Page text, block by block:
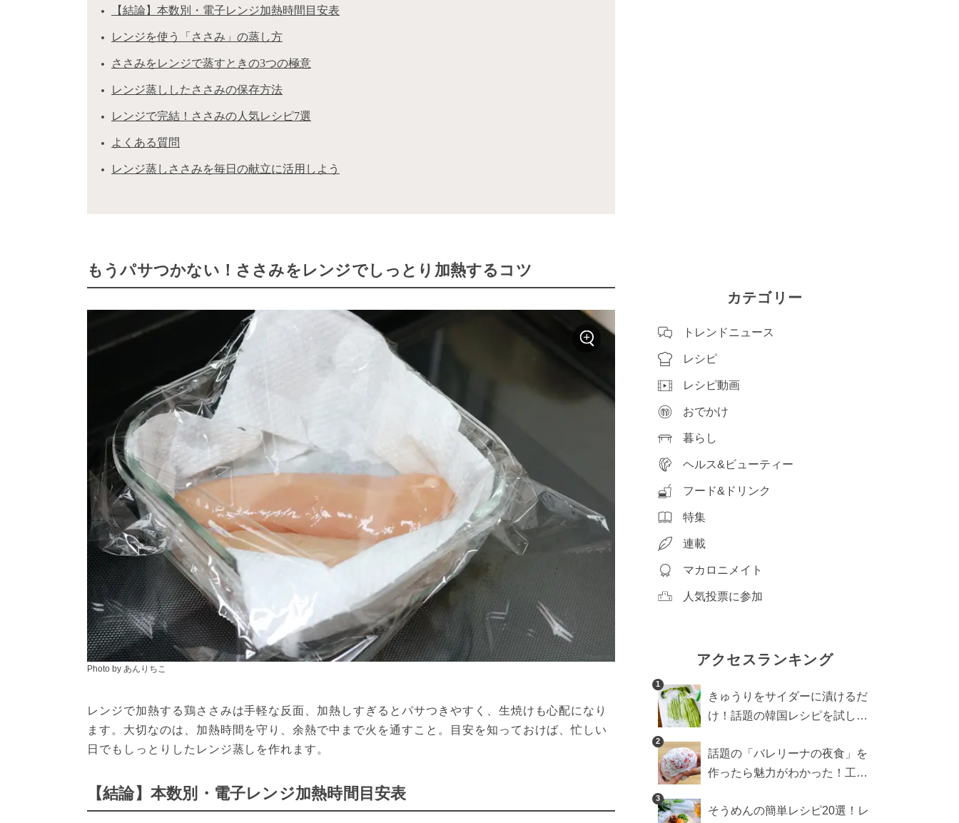
【結論】本数別・電子レンジ加熱時間目安表
レンジを使う「ささみ」の蒸し方
ささみをレンジで蒸すときの3つの極意
レンジ蒸ししたささみの保存方法
レンジで完結！ささみの人気レシピ7選
よくある質問
レンジ蒸しささみを毎日の献立に活用しよう
もうパサつかない！ささみをレンジでしっとり加熱するコツ
Photo by あんりちこ
レンジで加熱する鶏ささみは手軽な反面、加熱しすぎるとパサつきやすく、生焼けも心配になり
ます。大切なのは、加熱時間を守り、余熱で中まで火を通すこと。目安を知っておけば、忙しい
日でもしっとりしたレンジ蒸しを作れます。
【結論】本数別・電子レンジ加熱時間目安表
カテゴリー
トレンドニュース
レシピ
レシピ動画
おでかけ
暮らし
ヘルス&ビューティー
フード&ドリンク
特集
連載
マカロニメイト
人気投票に参加
アクセスランキング
1
きゅうりをサイダーに漬けるだ
け！話題の韓国レシピを試した
2
話題の「バレリーナの夜食」を
作ったら魅力がわかった！工程
3
そうめんの簡単レシピ20選！レ